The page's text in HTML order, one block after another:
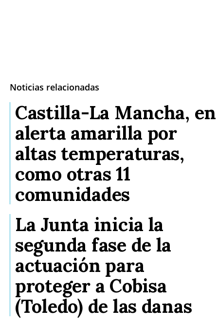
Noticias relacionadas
Castilla-La Mancha, en
alerta amarilla por
altas temperaturas,
como otras 11
comunidades
La Junta inicia la
segunda fase de la
actuación para
proteger a Cobisa
(Toledo) de las danas